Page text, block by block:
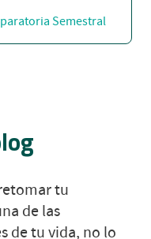
Semestral
tu
de las
de tu vida, no lo